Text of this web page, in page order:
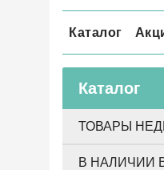
Каталог
Каталог
ТОВАРЫ
В НАЛИЧИИ